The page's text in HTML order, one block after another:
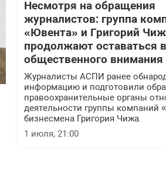
Несмотря на обращения
журналистов: группа
«Ювента» и Григорий Чиж
продолжают оставаться
общественного внимания
Журналисты АСПИ ранее
информацию и подготовили
правоохранительные органы
деятельности группы компаний
бизнесмена Григория Чижа.
1 июля, 21:00